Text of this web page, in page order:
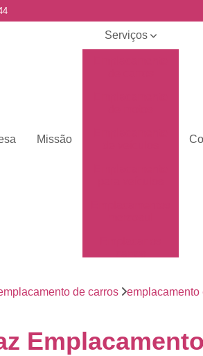
Missão
Serviços
emplacamento
Placa de motos
de carros emplacamento